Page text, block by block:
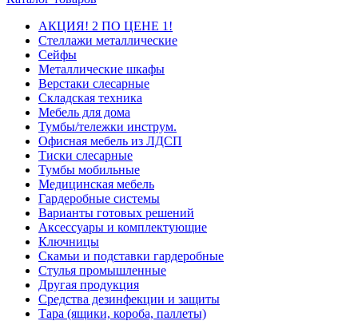
АКЦИЯ! 2 ПО ЦЕНЕ 1!
Стеллажи металлические
Сейфы
Металлические шкафы
Верстаки слесарные
Складская техника
Мебель для дома
Тумбы/тележки инструм.
Офисная мебель из ЛДСП
Тиски слесарные
Тумбы мобильные
Медицинская мебель
Гардеробные системы
Варианты готовых решений
Аксессуары и комплектующие
Ключницы
Скамьи и подставки гардеробные
Стулья промышленные
Другая продукция
Средства дезинфекции и защиты
Тара (ящики, короба, паллеты)